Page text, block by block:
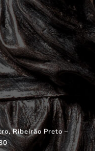
Ribeirão Preto –